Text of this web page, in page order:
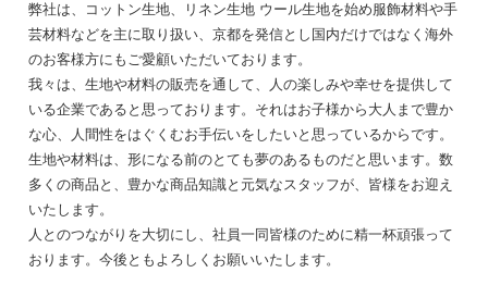
弊社は、コットン生地、リネン生地 ウール生地を始め服飾材料や手
芸材料などを主に取り扱い、京都を発信とし国内だけではなく海外
のお客様方にもご愛顧いただいております。
我々は、生地や材料の販売を通して、人の楽しみや幸せを提供して
いる企業であると思っております。それはお子様から大人まで豊か
な心、人間性をはぐくむお手伝いをしたいと思っているからです。
生地や材料は、形になる前のとても夢のあるものだと思います。数
多くの商品と、豊かな商品知識と元気なスタッフが、皆様をお迎え
いたします。
人とのつながりを大切にし、社員一同皆様のために精一杯頑張って
おります。今後ともよろしくお願いいたします。